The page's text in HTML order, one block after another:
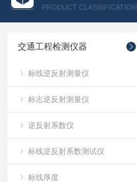
PRODUCT CLASSIFICATION
交通工程检测仪器
标线逆反射测量仪
标志逆反射测量仪
逆反射系数仪
标线逆反射系数测试仪
标线厚度